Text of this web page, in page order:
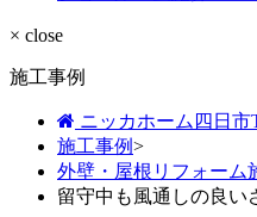
× close
施工事例
ニッカホーム四日市
施工事例>
外壁・屋根リフォーム
留守中も風通しの良い